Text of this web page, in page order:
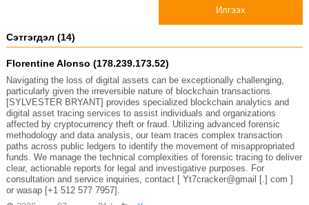
Илгээх
Сэтгэгдэл (14)
Florentine Alonso (178.239.173.52)
Navigating the loss of digital assets can be exceptionally challenging,
particularly given the irreversible nature of blockchain transactions.
[SYLVESTER BRYANT] provides specialized blockchain analytics and
digital asset tracing services to assist individuals and organizations
affected by cryptocurrency theft or fraud. Utilizing advanced forensic
methodology and data analysis, our team traces complex transaction
paths across public ledgers to identify the movement of misappropriated
funds. We manage the technical complexities of forensic tracing to deliver
clear, actionable reports for legal and investigative purposes. For
consultation and service inquiries, contact [ Yt7cracker@gmail [.] com ]
or wasap [+1 512 577 7957].